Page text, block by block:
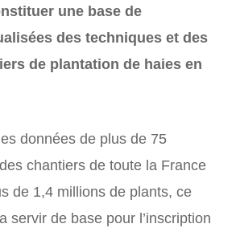
une base de
des techniques et des
de plantation de haies en
données de plus de 75
chantiers de toute la France
de 1,4 millions de plants, ce
servir de base pour l’inscription